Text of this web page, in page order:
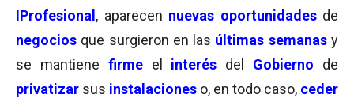
IProfesional , aparecen nuevas oportunidadesde
negocios que surgieron en las últimas semanasy
se mantiene firme el interés del Gobierno de
privatizar sus instalaciones o, en todo caso, ceder